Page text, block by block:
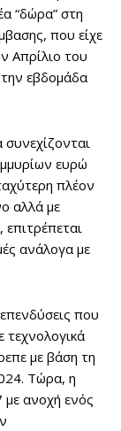
“δώρα” στη
που είχε
Απρίλιο του
εβδομάδα
ευρώ
πλέον
αλλά με
ανάλογα με
που
τεχνολογικά
με βάση τη
Τώρα, η
με ανοχή ενός